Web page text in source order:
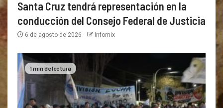
Santa Cruz tendrá representación en la
conducción del Consejo Federal de Justicia
6 de agosto de 2026 Infomix
1 min de lectura